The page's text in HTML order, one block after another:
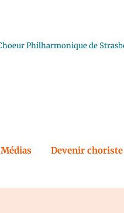
Médias Devenir choriste